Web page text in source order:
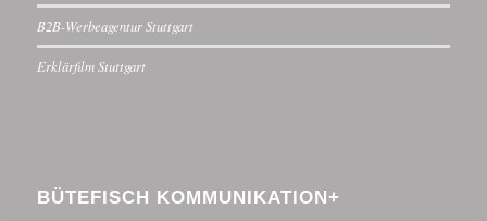
B2B-Werbeagentur Stuttgart
Erklärfilm Stuttgart
BÜTEFISCH KOMMUNIKATION+